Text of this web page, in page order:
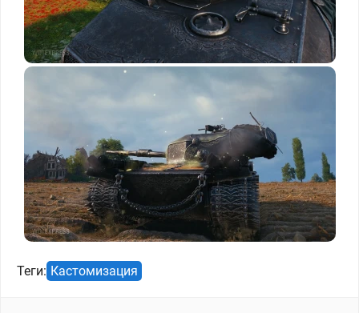
Теги: Кастомизация